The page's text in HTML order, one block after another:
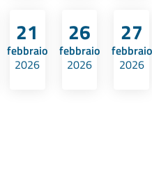
21
febbraio
2026
26
febbraio
2026
27
febbraio
2026